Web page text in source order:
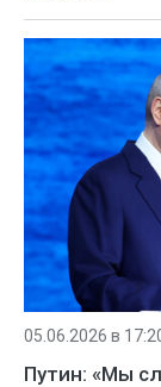
05.06.2026 в
Путин: «Мы